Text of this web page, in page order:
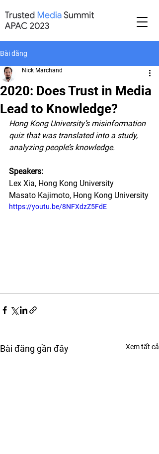
Bài đăng
2020: Does Trust in Media
Lead to Knowledge?
Nick Marchand
Hong Kong University’s misinformation
quiz that was translated into a study,
analyzing people’s knowledge.
Speakers:
Lex Xia, Hong Kong University
Masato Kajimoto, Hong Kong University
https://youtu.be/8NFXdzZ5FdE
Bài đăng gần đây Xem tất cả